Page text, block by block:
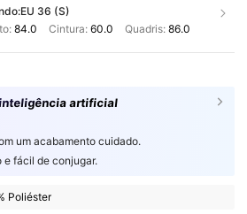
EU 36 (S)
84.0 Cintura: 60.0 Quadris: 86.0
artificial
um acabamento cuidado.
e fácil de conjugar.
Poliéster